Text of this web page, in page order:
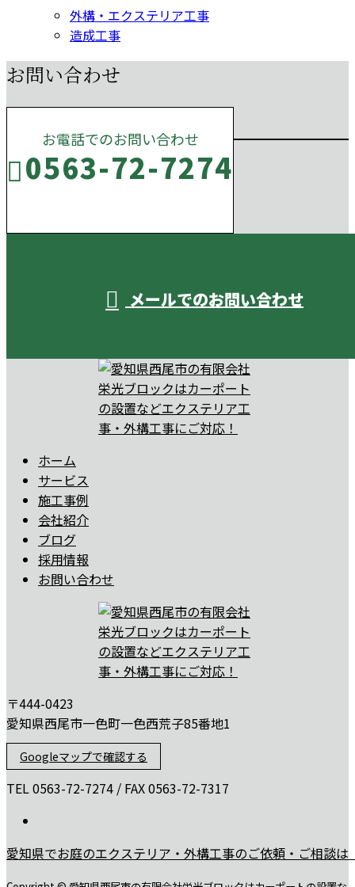
外構・エクステリア工事
造成工事
お問い合わせ
お電話でのお問い合わせ
0563-72-7274
メールでのお問い合わせ
ホーム
サービス
施工事例
会社紹介
ブログ
採用情報
お問い合わせ
〒444-0423
愛知県西尾市一色町一色西荒子85番地1
Googleマップで確認する
TEL 0563-72-7274 / FAX 0563-72-7317
愛知県でお庭のエクステリア・外構工事のご依頼・ご相談